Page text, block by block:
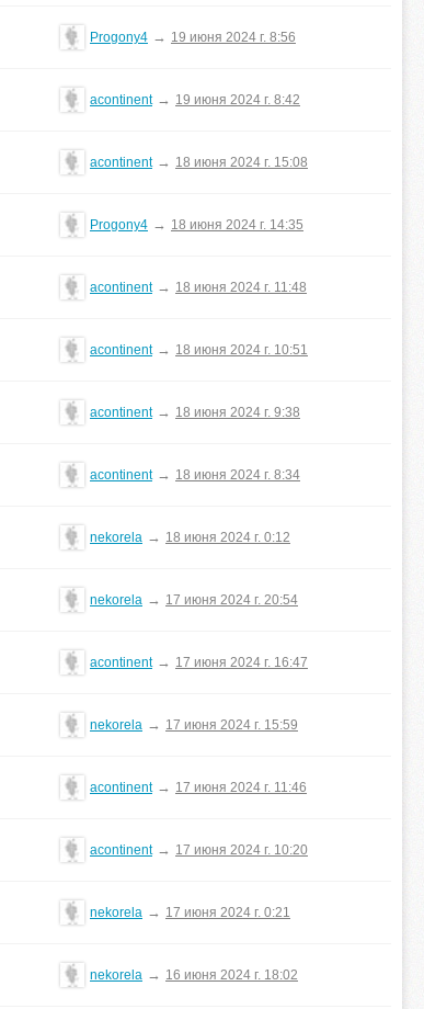
Progony4 → 19 июня 2024 г. 8:56
acontinent→ 19 июня 2024 г. 8:42
acontinent→ 18 июня 2024 г. 15:08
Progony4 → 18 июня 2024 г. 14:35
acontinent→ 18 июня 2024 г. 11:48
acontinent→ 18 июня 2024 г. 10:51
acontinent→ 18 июня 2024 г. 9:38
acontinent→ 18 июня 2024 г. 8:34
nekorela → 18 июня 2024 г. 0:12
nekorela → 17 июня 2024 г. 20:54
acontinent→ 17 июня 2024 г. 16:47
nekorela → 17 июня 2024 г. 15:59
acontinent→ 17 июня 2024 г. 11:46
acontinent→ 17 июня 2024 г. 10:20
nekorela → 17 июня 2024 г. 0:21
nekorela → 16 июня 2024 г. 18:02